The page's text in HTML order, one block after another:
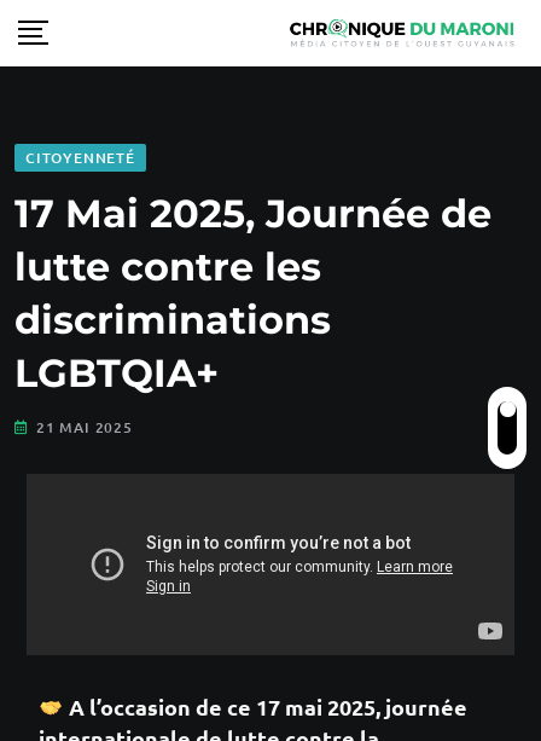
CITOYENNETÉ
17 Mai 2025, Journée de
lutte contre les
discriminations
LGBTQIA+
21 MAI 2025
A l’occasion de ce 17 mai 2025, journée